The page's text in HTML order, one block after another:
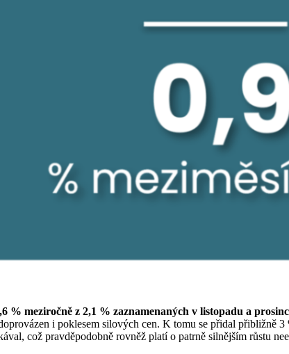
% meziročně z 2,1 % zaznamenaných v listopadu a
i poklesem silových cen. K tomu se přidal přibližně 3
což pravděpodobně rovněž platí o patrně silnějším růstu